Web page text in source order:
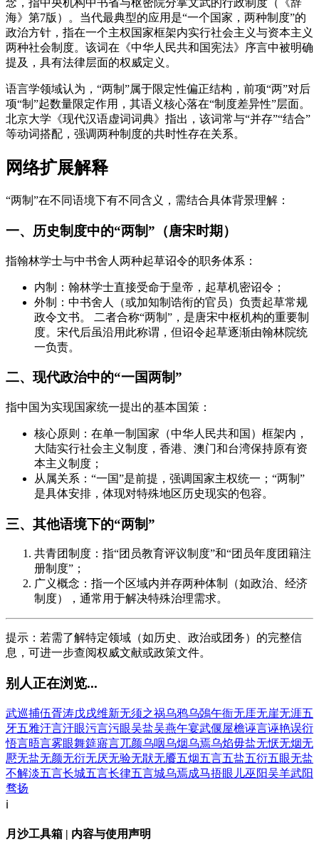
念，指中央机构中书省与枢密院分掌文武的行政制度（《辞
海》第7版）。当代最典型的应用是“一个国家，两种制度”的
政治方针，指在一个主权国家框架内实行社会主义与资本主义
两种社会制度。该词在《中华人民共和国宪法》序言中被明确
提及，具有法律层面的权威定义。
语言学领域认为，“两制”属于限定性偏正结构，前项“两”对后
项“制”起数量限定作用，其语义核心落在“制度差异性”层面。
北京大学《现代汉语虚词词典》指出，该词常与“并存”“结合”
等动词搭配，强调两种制度的共时性存在关系。
网络扩展解释
“两制”在不同语境下有不同含义，需结合具体背景理解：
一、历史制度中的“两制”（唐宋时期）
指翰林学士与中书舍人两种起草诏令的职务体系：
内制：翰林学士直接受命于皇帝，起草机密诏令；
外制：中书舍人（或加知制诰衔的官员）负责起草常规
政令文书。 二者合称“两制”，是唐宋中枢机构的重要制
度。宋代后虽沿用此称谓，但诏令起草逐渐由翰林院统
一负责。
二、现代政治中的“一国两制”
指中国为实现国家统一提出的基本国策：
核心原则：在单一制国家（中华人民共和国）框架内，
大陆实行社会主义制度，香港、澳门和台湾保持原有资
本主义制度；
从属关系：“一国”是前提，强调国家主权统一；“两制”
是具体安排，体现对特殊地区历史现实的包容。
三、其他语境下的“两制”
共青团制度：指“团员教育评议制度”和“团员年度团籍注
册制度”；
广义概念：指一个区域内并存两种体制（如政治、经济
制度），通常用于解决特殊治理需求。
提示：若需了解特定领域（如历史、政治或团务）的完整信
息，可进一步查阅权威文献或政策文件。
别人正在浏览...
武巡捕伍胥涛戊戌维新无须之祸乌鸦乌鵶午衙无厓无崖无涯五
牙五雅汙言汙眼污言污眼吴盐吴燕午宴武偃屋檐诬言诬艳误衍
悟言晤言雾眼舞筵寤言兀颜乌咽乌烟乌焉乌焰毋盐无恹无烟无
懕无盐无颜无衍无厌无验无猒无餍五烟五言五盐五衍五眼无盐
不解淡五言长城五言长律五言城乌焉成马捂眼儿巫阳吴羊武阳
骛扬
ℹ️
月沙工具箱 | 内容与使用声明